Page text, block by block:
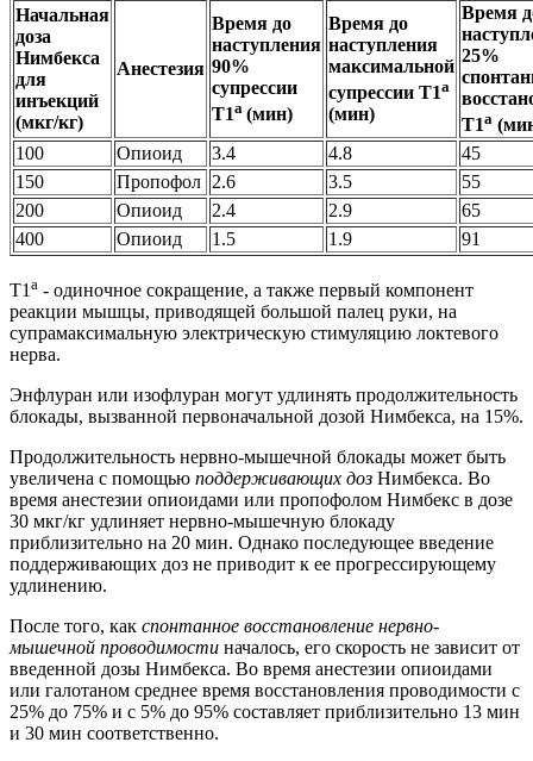
Начальная
доза
Нимбекса
для
инъекций
(мкг/кг)
Анестезия
Время до
наступления
90%
супрессии
Т1а (мин)
Время до
наступления
максимальной
супрессии Т1а
(мин)
Время
25%
Т1а
100
Опиоид 3.4 4.8
45
150
Пропофол 2.6 3.5
55
200
Опиоид 2.4 2.9
65
400
Опиоид 1.5 1.9 91
Т1 а - одиночное сокращение, а также первый компонент
реакции мышцы, приводящей большой палец руки, на
супрамаксимальную электрическую стимуляцию локтевого
нерва.
Энфлуран или изофлуран могут удлинять продолжительность
блокады, вызванной первоначальной дозой Нимбекса, на 15%.
Продолжительность нервно-мышечной блокады может быть
увеличена с помощью поддерживающих доз Нимбекса. Во
время анестезии опиоидами или пропофолом Нимбекс в дозе
30 мкг/кг удлиняет нервно-мышечную блокаду
приблизительно на 20 мин. Однако последующее введение
поддерживающих доз не приводит к ее прогрессирующему
удлинению.
После того, как спонтанное восстановление нервно-
мышечной проводимости началось, его скорость не зависит от
введенной дозы Нимбекса. Во время анестезии опиоидами
или галотаном среднее время восстановления проводимости с
25% до 75% и с 5% до 95% составляет приблизительно 13 мин
и 30 мин соответственно.